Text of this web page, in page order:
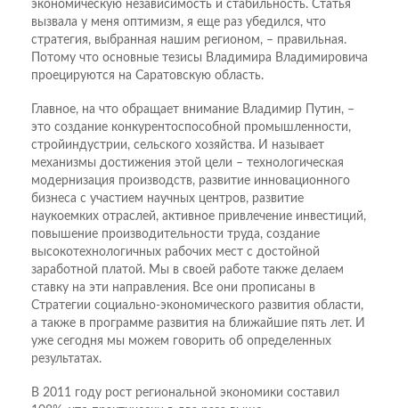
экономическую независимость и стабильность. Статья
вызвала у меня оптимизм, я еще раз убедился, что
стратегия, выбранная нашим регионом, – правильная.
Потому что основные тезисы Владимира Владимировича
проецируются на Саратовскую область.
Главное, на что обращает внимание Владимир Путин, –
это создание конкурентоспособной промышленности,
стройиндустрии, сельского хозяйства. И называет
механизмы достижения этой цели – технологическая
модернизация производств, развитие инновационного
бизнеса с участием научных центров, развитие
наукоемких отраслей, активное привлечение инвестиций,
повышение производительности труда, создание
высокотехнологичных рабочих мест с достойной
заработной платой. Мы в своей работе также делаем
ставку на эти направления. Все они прописаны в
Стратегии социально-экономического развития области,
а также в программе развития на ближайшие пять лет. И
уже сегодня мы можем говорить об определенных
результатах.
В 2011 году рост региональной экономики составил